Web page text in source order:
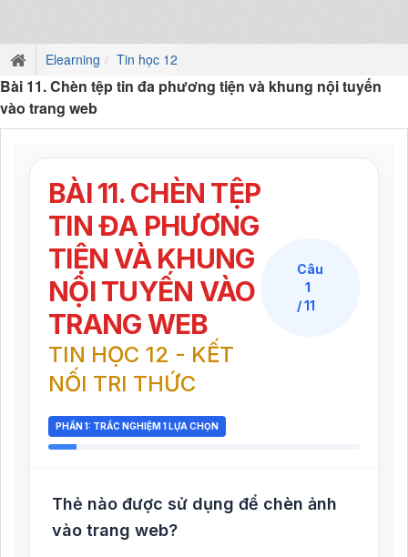
Elearning Tin học 12
Bài 11. Chèn tệp tin đa phương tiện và khung nội tuyến
vào trang web